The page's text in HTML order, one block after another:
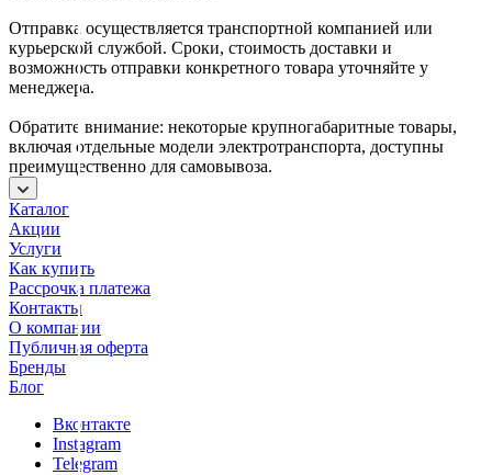
Отправка осуществляется транспортной компанией или
курьерской службой. Сроки, стоимость доставки и
возможность отправки конкретного товара уточняйте у
менеджера.
Обратите внимание: некоторые крупногабаритные товары,
включая отдельные модели электротранспорта, доступны
преимущественно для самовывоза.
Каталог
Акции
Услуги
Как купить
Рассрочка платежа
Контакты
О компании
Публичная оферта
Бренды
Блог
Вконтакте
Instagram
Telegram